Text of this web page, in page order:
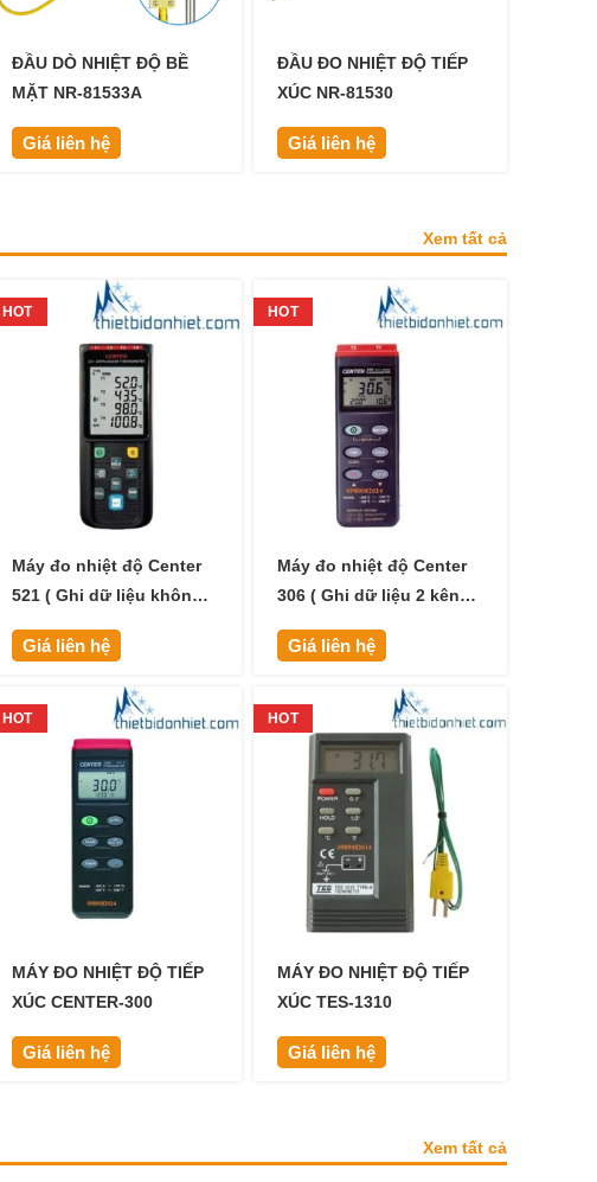
ĐẦU DÒ NHIỆT ĐỘ BỀ
MẶT NR-81533A
Giá liên hệ
ĐẦU ĐO NHIỆT ĐỘ TIẾP
XÚC NR-81530
Giá liên hệ
Xem tất cả
HOT
Máy đo nhiệt độ Center
521 ( Ghi dữ liệu không
Giá liên hệ
HOT
Máy đo nhiệt độ Center
306 ( Ghi dữ liệu 2 kênh
Giá liên hệ
HOT
MÁY ĐO NHIỆT ĐỘ TIẾP
XÚC CENTER-300
Giá liên hệ
HOT
MÁY ĐO NHIỆT ĐỘ TIẾP
XÚC TES-1310
Giá liên hệ
Xem tất cả